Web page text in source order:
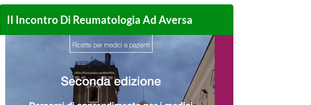
II Incontro Di Reumatologia Ad Aversa